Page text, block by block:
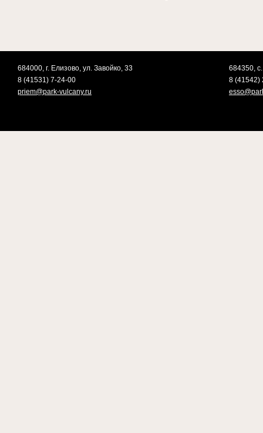
684000, г. Елизово, ул. Завойко, 33
8 (41531) 7-24-00
priem@park-vulcany.ru
684350,
8 (41542)